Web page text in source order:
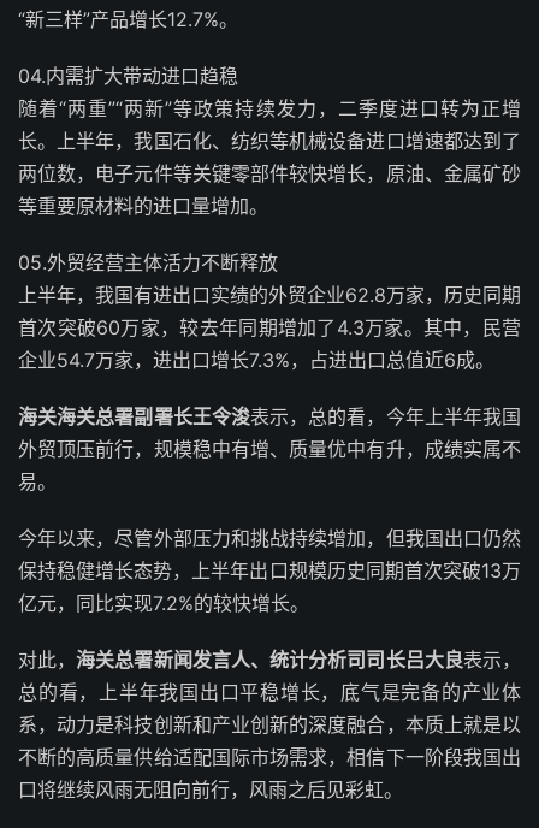
“新三样”产品增长12.7%。
04.内需扩大带动进口趋稳
随着“两重”“两新”等政策持续发力，二季度进口转为正增
长。上半年，我国石化、纺织等机械设备进口增速都达到了
两位数，电子元件等关键零部件较快增长，原油、金属矿砂
等重要原材料的进口量增加。
05.外贸经营主体活力不断释放
上半年，我国有进出口实绩的外贸企业62.8万家，历史同期
首次突破60万家，较去年同期增加了4.3万家。其中，民营
企业54.7万家，进出口增长7.3%，占进出口总值近6成。
海关海关总署副署长王令浚表示，总的看，今年上半年我国
外贸顶压前行，规模稳中有增、质量优中有升，成绩实属不
易。
今年以来，尽管外部压力和挑战持续增加，但我国出口仍然
保持稳健增长态势，上半年出口规模历史同期首次突破13万
亿元，同比实现7.2%的较快增长。
对此，海关总署新闻发言人、统计分析司司长吕大良表示，
总的看，上半年我国出口平稳增长，底气是完备的产业体
系，动力是科技创新和产业创新的深度融合，本质上就是以
不断的高质量供给适配国际市场需求，相信下一阶段我国出
口将继续风雨无阻向前行，风雨之后见彩虹。